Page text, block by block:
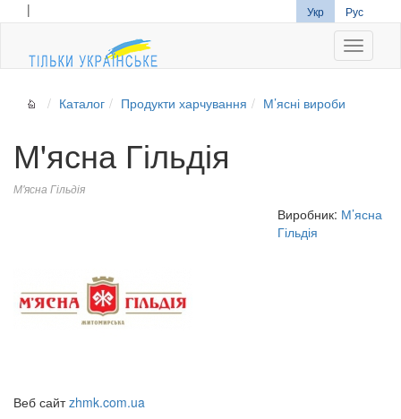
| Укр Рус
Каталог Продукти харчування М’ясні вироби
М'ясна Гільдія
М'ясна Гільдія
Виробник: М’ясна
Гільдія
Веб сайтzhmk.com.ua